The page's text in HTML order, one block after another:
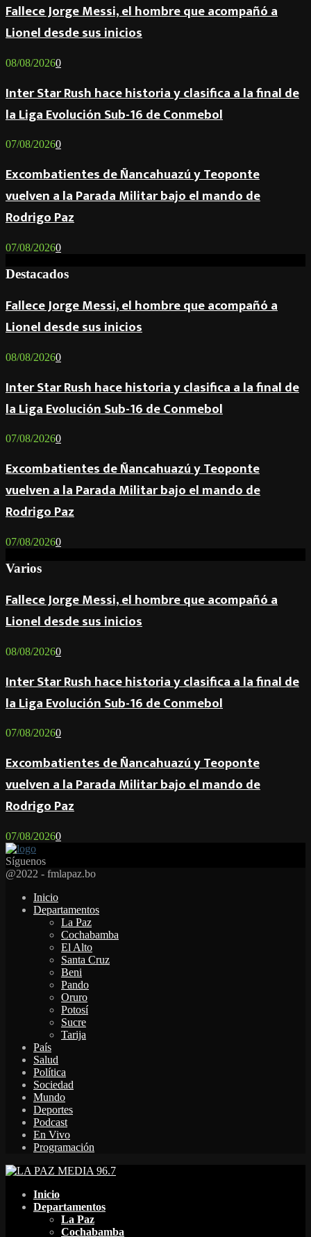
Fallece Jorge Messi, el hombre que acompañó a
Lionel desde sus inicios
08/08/20260
Inter Star Rush hace historia y clasifica a la final de
la Liga Evolución Sub-16 de Conmebol
07/08/20260
Excombatientes de Ñancahuazú y Teoponte
vuelven a la Parada Militar bajo el mando de
Rodrigo Paz
07/08/20260
Destacados
Fallece Jorge Messi, el hombre que acompañó a
Lionel desde sus inicios
08/08/20260
Inter Star Rush hace historia y clasifica a la final de
la Liga Evolución Sub-16 de Conmebol
07/08/20260
Excombatientes de Ñancahuazú y Teoponte
vuelven a la Parada Militar bajo el mando de
Rodrigo Paz
07/08/20260
Varios
Fallece Jorge Messi, el hombre que acompañó a
Lionel desde sus inicios
08/08/20260
Inter Star Rush hace historia y clasifica a la final de
la Liga Evolución Sub-16 de Conmebol
07/08/20260
Excombatientes de Ñancahuazú y Teoponte
vuelven a la Parada Militar bajo el mando de
Rodrigo Paz
07/08/20260
Síguenos
Facebook
Twitter
Instagram
Youtube
Email
Twitch
Whatsapp
@2022 - fmlapaz.bo
Inicio
Departamentos
La Paz
Cochabamba
El Alto
Santa Cruz
Beni
Pando
Oruro
Potosí
Sucre
Tarija
País
Salud
Política
Sociedad
Mundo
Deportes
Podcast
En Vivo
Programación
Inicio
Departamentos
La Paz
Cochabamba